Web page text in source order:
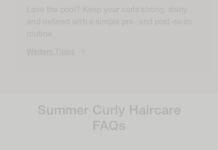
Summer Curly Haircare
FAQs